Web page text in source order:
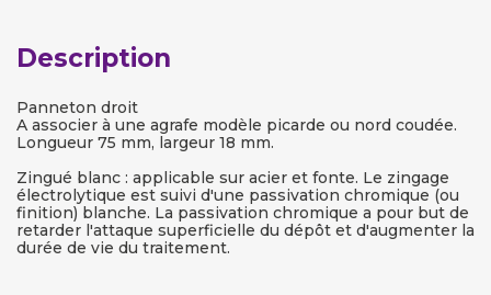
Description
Panneton droit
A associer à une agrafe modèle picarde ou nord coudée.
Longueur 75 mm, largeur 18 mm.
Zingué blanc : applicable sur acier et fonte. Le zingage
électrolytique est suivi d'une passivation chromique (ou
finition) blanche. La passivation chromique a pour but de
retarder l'attaque superficielle du dépôt et d'augmenter la
durée de vie du traitement.